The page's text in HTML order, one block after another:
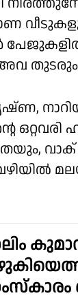
വഴിയിൽ